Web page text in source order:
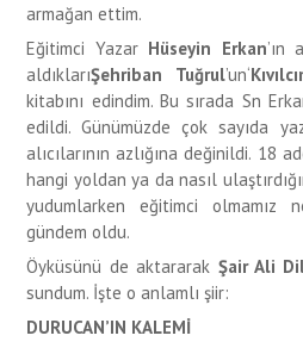
armağan ettim.
Eğitimci Yazar Hüseyin Erkan’ın
aldıklarıŞehriban Tuğrul’un‘
kitabını edindim. Bu sırada Sn
edildi. Günümüzde çok sayıda
alıcılarının azlığına değinildi. 18
hangi yoldan ya da nasıl
yudumlarken eğitimci olmamız
gündem oldu.
Öyküsünü de aktararak Şair Ali
sundum. İşte o anlamlı şiir:
DURUCAN’IN KALEMİ